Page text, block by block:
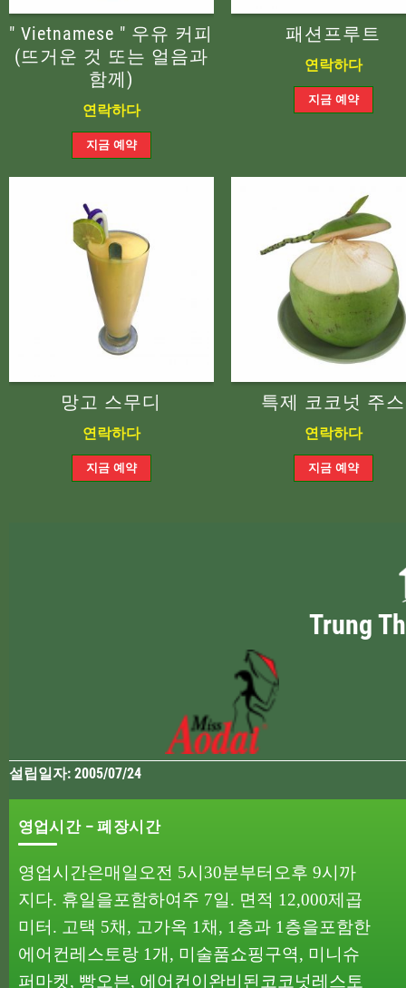
" Vietnamese " 우유 커피
(뜨거운 것 또는 얼음과
함께)
연락하다
패션프루트
연락하다
망고 스무디
연락하다
특제 코코넛 주스
연락하다
Trung
설립일자: 2005/07/24
영업시간 – 폐장시간
영업시간은매일 오전 5시 30분부터 오후 9시까
지다. 휴일을포함하여 주 7일. 면적 12,000제곱
미터 . 고택 5채 , 고가옥 1 채 , 1 층과1 층을포함한
에어컨레스토랑1 개 , 미술품쇼핑구역, 미니 슈
퍼마켓, 빵오븐, 에어컨이 완비된 코코넛레스토